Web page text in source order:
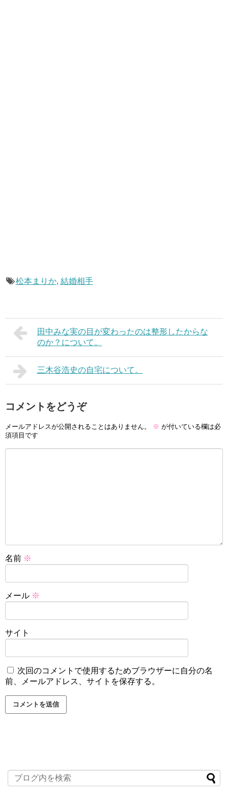
松本まりか, 結婚相手
田中みな実の目が変わったのは整形したからな
のか？について。
三木谷浩史の自宅について。
コメントをどうぞ
メールアドレスが公開されることはありません。 ※ が付いている欄は必
須項目です
名前 ※
メール ※
サイト
次回のコメントで使用するためブラウザーに自分の名
前、メールアドレス、サイトを保存する。